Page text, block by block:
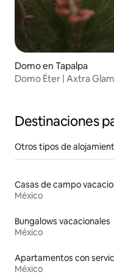
Domo en Tapalpa
Domo Éter | Axtra
Destinaciones
Otros tipos de
México
Bungalows vacacionales
México
México